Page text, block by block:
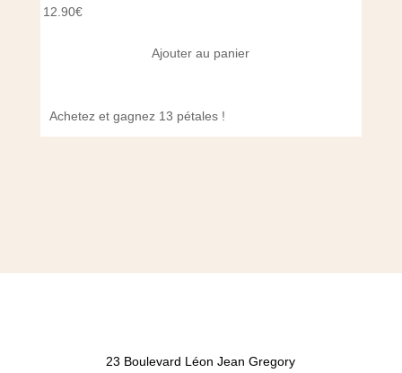
12.90€
Ajouter au panier
Achetez et gagnez 13 pétales !
23 Boulevard Léon Jean Gregory